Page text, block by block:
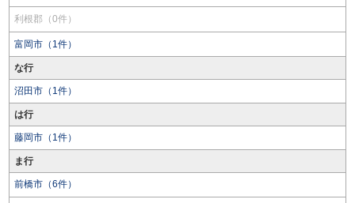
利根郡（0件）
富岡市（1件）
な行
沼田市（1件）
は行
藤岡市（1件）
ま行
前橋市（6件）